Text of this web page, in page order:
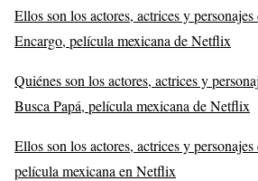
Ellos son los actores, actrices y
Encargo, película mexicana de Netflix
Quiénes son los actores, actrices y
Busca Papá, película mexicana de Netflix
Ellos son los actores, actrices y
película mexicana en Netflix